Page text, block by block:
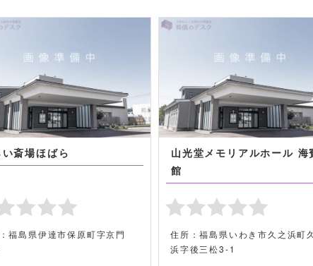
斎場ほばら
福島県伊達市保原町字京門
山光堂メモリアルホール 海
館
住所：福島県いわき市久之浜町
浜字後三松3-1